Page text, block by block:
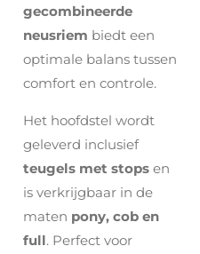
gecombineerde
neusriem biedt een
optimale balans tussen
comfort en controle.
Het hoofdstel wordt
geleverd inclusief
teugels met stops en
is verkrijgbaar in de
maten pony, cob en
full. Perfect voor